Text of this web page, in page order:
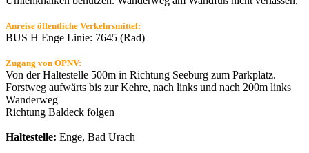
Anreise öffentliche Verkehrsmittel:
BUS H Enge Linie: 7645 (Rad)
Zugang von ÖPNV:
Von der Haltestelle 500m in Richtung Seeburg zum Parkplatz.
Forstweg aufwärts bis zur Kehre, nach links und nach 200m links
Wanderweg
Richtung Baldeck folgen
Haltestelle: Enge, Bad Urach